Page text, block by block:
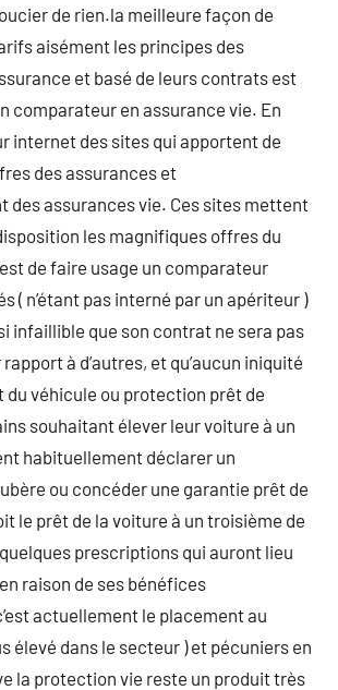
de rien.la meilleure façon de
aisément les principes des
et basé de leurs contrats est
comparateur en assurance vie. En
internet des sites qui apportent de
des assurances et
des assurances vie. Ces sites mettent
les magnifiques offres du
de faire usage un comparateur
( n’étant pas interné par un apériteur )
infaillible que son contrat ne sera pas
à d’autres, et qu’aucun iniquité
du véhicule ou protection prêt de
souhaitant élever leur voiture à un
habituellement déclarer un
ou concéder une garantie prêt de
le prêt de la voiture à un troisième de
prescriptions qui auront lieu
raison de ses bénéfices
actuellement le placement au
élevé dans le secteur ) et pécuniers en
la protection vie reste un produit très